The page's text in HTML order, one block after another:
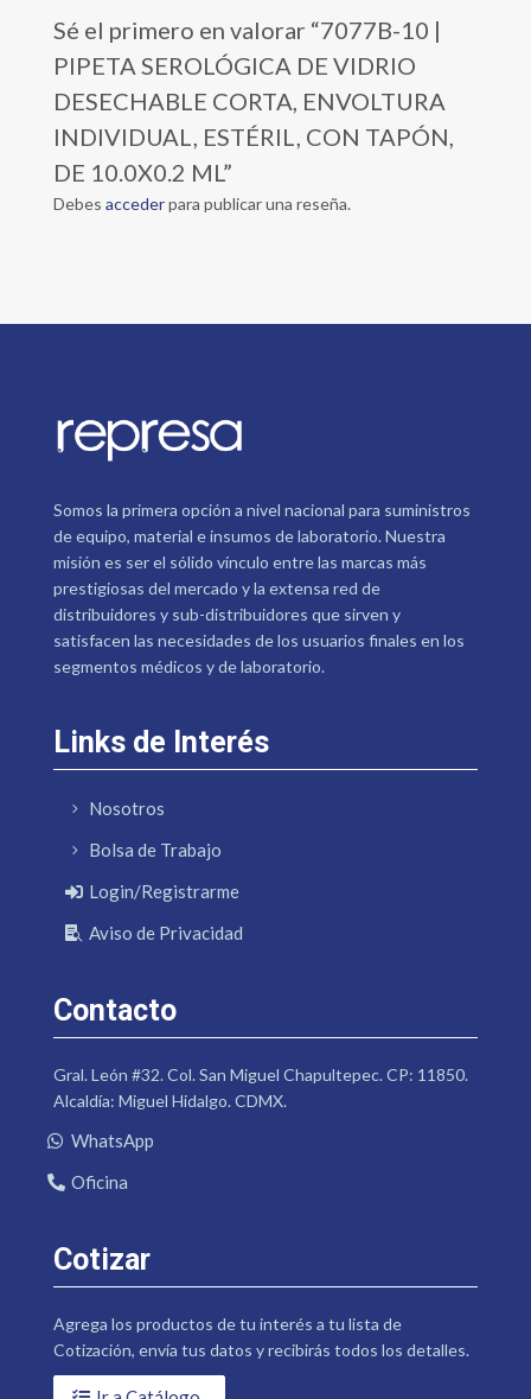
Sé el primero en valorar “7077B-10 |
PIPETA SEROLÓGICA DE VIDRIO
DESECHABLE CORTA, ENVOLTURA
INDIVIDUAL, ESTÉRIL, CON TAPÓN,
DE 10.0X0.2 ML”
Debes accederpara publicar una reseña.
Somos la primera opción a nivel nacional para suministros
de equipo, material e insumos de laboratorio. Nuestra
misión es ser el sólido vínculo entre las marcas más
prestigiosas del mercado y la extensa red de
distribuidores y sub-distribuidores que sirven y
satisfacen las necesidades de los usuarios finales en los
segmentos médicos y de laboratorio.
Links de Interés
Nosotros
Bolsa de Trabajo
Login/Registrarme
Aviso de Privacidad
Contacto
Gral. León #32. Col. San Miguel Chapultepec. CP: 11850.
Alcaldía: Miguel Hidalgo. CDMX.
WhatsApp
Oficina
Cotizar
Agrega los productos de tu interés a tu lista de
Cotización, envía tus datos y recibirás todos los detalles.